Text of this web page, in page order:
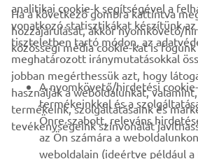
VÁLLALATI
B2B
TÖBB YAMAHA
analitikai cookie-k segítségével a
vonatkozó statisztikákat készítünk
tiszteletben tartó módon, az
meghatározott iránymutatásokkal
jobban megérthessük azt, hogy
használják a weboldalunkat,
termékeink, szolgáltatásaink és
tevékenységeink színvonalát
Ha a következő gombra kattintva
hozzájárulását, akkor nyomkövető/
közösségi média cookie-kat is
A nyomkövető/hirdetési
termékeinkkel és a
Önre szabott, releváns
az Ön számára a
weboldalain (ideértve például a